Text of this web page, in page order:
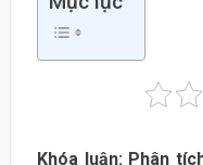
Khóa luận: Phân